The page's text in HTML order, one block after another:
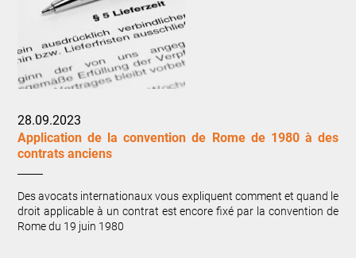
28.09.2023
Application de la convention de Rome de 1980 à des
contrats anciens
Des avocats internationaux vous expliquent comment et quand le
droit applicable à un contrat est encore fixé par la convention de
Rome du 19 juin 1980